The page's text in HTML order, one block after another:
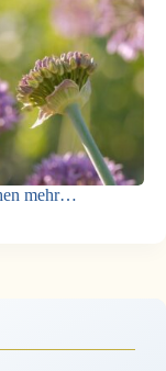
mehr…